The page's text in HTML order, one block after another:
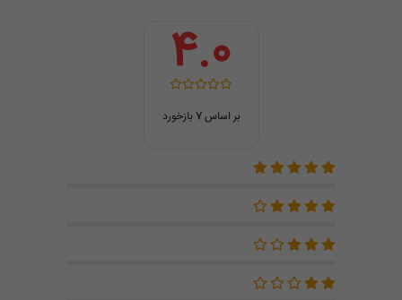
4.0
بر اساس 7 بازخورد